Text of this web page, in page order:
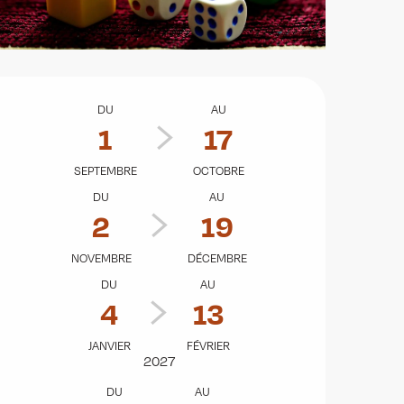
et coordonnées
DU
1
SEPTEMBRE
AU
17
OCTOBRE
DU
2
NOVEMBRE
AU
19
DÉCEMBRE
DU
4
JANVIER
AU
13
FÉVRIER
2027
DU AU